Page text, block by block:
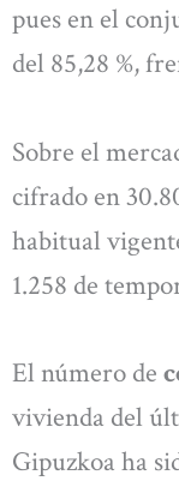
pues en el
del 85,28 %,
Sobre el
cifrado en
habitual
1.258 de
El número de
vivienda del
Gipuzkoa ha